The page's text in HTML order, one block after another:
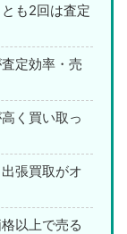
も2回は査定
定効率・売
く買い取っ
張買取がオ
以上で売る